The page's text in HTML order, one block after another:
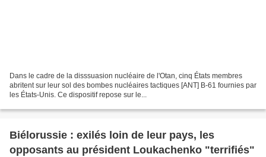
Dans le cadre de la disssuasion nucléaire de l'Otan, cinq États membres
abritent sur leur sol des bombes nucléaires tactiques [ANT] B-61 fournies par
les États-Unis. Ce dispositif repose sur le...
Biélorussie : exilés loin de leur pays, les
opposants au président Loukachenko "terrifiés"